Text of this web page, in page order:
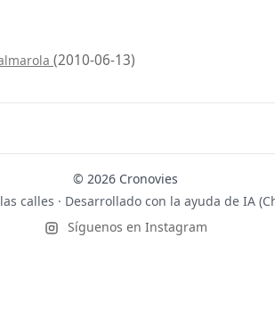
(2010-06-13)
© 2026 Cronovies
calles · Desarrollado con la ayuda de IA
Síguenos en Instagram